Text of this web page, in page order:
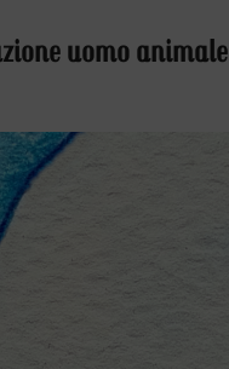
uomo animale